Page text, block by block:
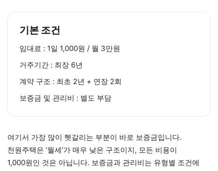
기본 조건
임대료 : 1일 1,000원 / 월 3만원
거주기간 : 최장 6년
계약 구조 : 최초 2년 + 연장 2회
보증금 및 관리비 : 별도 부담
여기서 가장 많이 헷갈리는 부분이 바로 보증금입니다.
천원주택은 ‘월세’가 매우 낮은 구조이지, 모든 비용이
1,000원인 것은 아닙니다. 보증금과 관리비는 유형별 조건에